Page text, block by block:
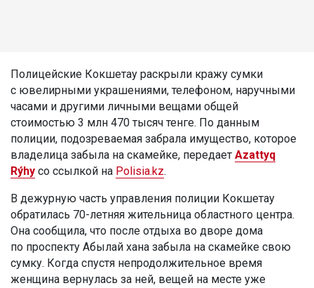
Полицейские Кокшетау раскрыли кражу сумки
с ювелирными украшениями, телефоном, наручными
часами и другими личными вещами общей
стоимостью 3 млн 470 тысяч тенге. По данным
полиции, подозреваемая забрала имущество, которое
владелица забыла на скамейке, передает Azattyq
Rýhy со ссылкой на Polisia.kz.
В дежурную часть управления полиции Кокшетау
обратилась 70-летняя жительница областного центра.
Она сообщила, что после отдыха во дворе дома
по проспекту Абылай хана забыла на скамейке свою
сумку. Когда спустя непродолжительное время
женщина вернулась за ней, вещей на месте уже